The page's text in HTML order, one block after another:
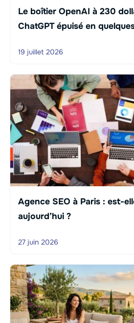
Le boîtier OpenAI à 230
ChatGPT épuisé en
19 juillet 2026
Agence SEO à Paris : est-
aujourd’hui ?
27 juin 2026